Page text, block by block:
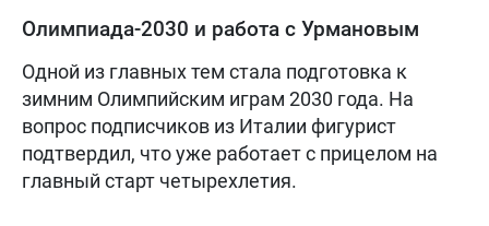
Олимпиада-2030 и работа с Урмановым
Одной из главных тем стала подготовка к
зимним Олимпийским играм 2030 года. На
вопрос подписчиков из Италии фигурист
подтвердил, что уже работает с прицелом на
главный старт четырехлетия.